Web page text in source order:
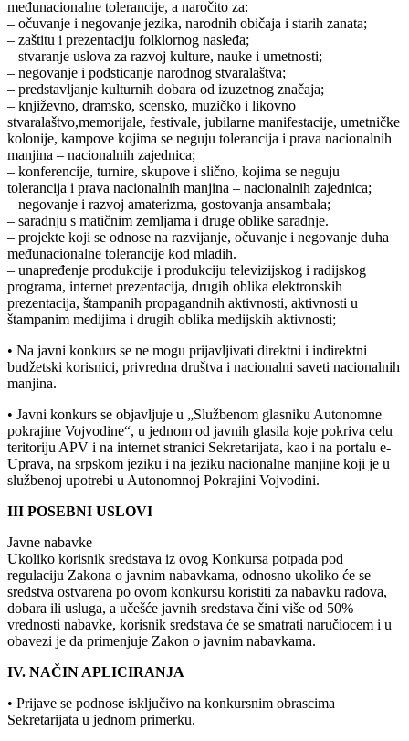
međunacionalne tolerancije, a naročito za:
– očuvanje i negovanje jezika, narodnih običaja i starih zanata;
– zaštitu i prezentaciju folklornog nasleđa;
– stvaranje uslova za razvoj kulture, nauke i umetnosti;
– negovanje i podsticanje narodnog stvaralaštva;
– predstavljanje kulturnih dobara od izuzetnog značaja;
– književno, dramsko, scensko, muzičko i likovno
stvaralaštvo,memorijale, festivale, jubilarne manifestacije, umetničke
kolonije, kampove kojima se neguju tolerancija i prava nacionalnih
manjina – nacionalnih zajednica;
– konferencije, turnire, skupove i slično, kojima se neguju
tolerancija i prava nacionalnih manjina – nacionalnih zajednica;
– negovanje i razvoj amaterizma, gostovanja ansambala;
– saradnju s matičnim zemljama i druge oblike saradnje.
– projekte koji se odnose na razvijanje, očuvanje i negovanje duha
međunacionalne tolerancije kod mladih.
– unapređenje produkcije i produkciju televizijskog i radijskog
programa, internet prezentacija, drugih oblika elektronskih
prezentacija, štampanih propagandnih aktivnosti, aktivnosti u
štampanim medijima i drugih oblika medijskih aktivnosti;
• Na javni konkurs se ne mogu prijavljivati direktni i indirektni
budžetski korisnici, privredna društva i nacionalni saveti nacionalnih
manjina.
• Javni konkurs se objavljuje u „Službenom glasniku Autonomne
pokrajine Vojvodine“, u jednom od javnih glasila koje pokriva celu
teritoriju APV i na internet stranici Sekretarijata, kao i na portalu e-
Uprava, na srpskom jeziku i na jeziku nacionalne manjine koji je u
službenoj upotrebi u Autonomnoj Pokrajini Vojvodini.
III POSEBNI USLOVI
Javne nabavke
Ukoliko korisnik sredstava iz ovog Konkursa potpada pod
regulaciju Zakona o javnim nabavkama, odnosno ukoliko će se
sredstva ostvarena po ovom konkursu koristiti za nabavku radova,
dobara ili usluga, a učešće javnih sredstava čini više od 50%
vrednosti nabavke, korisnik sredstava će se smatrati naručiocem i u
obavezi je da primenjuje Zakon o javnim nabavkama.
IV. NAČIN APLICIRANJA
• Prijave se podnose isključivo na konkursnim obrascima
Sekretarijata u jednom primerku.